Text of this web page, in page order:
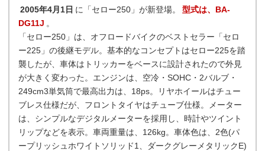
2005年4月1日 に「セロー250」が新登場。
型式は、BA-
DG11J 。
「セロー250」は、オフロードバイクのベストセラー「セロ
ー225」の後継モデル。基本的なコンセプトはセロー225を踏
襲したが、車体はトリッカーをベースに設計されたので外見
が大きく変わった。エンジンは、空冷・SOHC・2バルブ・
249cm3単気筒で最高出力は、18ps。リヤホイールはチュー
ブレス仕様だが、フロントタイヤはチューブ仕様。メーター
は、シンプルなデジタルメーターを採用し、時計やツイント
リップなどを表示。車両重量は、126kg。車体色は、2色(パ
ープリッシュホワイトソリッド1、ダークグレーメタリックE)